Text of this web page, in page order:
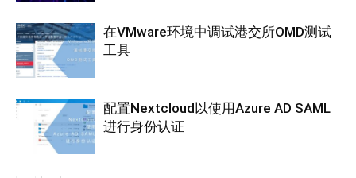
在VMware环境中调试港交所OMD测试
工具
配置Nextcloud以使用Azure AD SAML
进行身份认证